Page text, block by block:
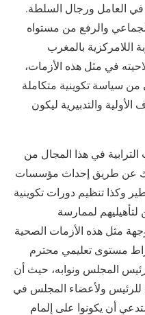
في العامل ورجال السلطة.
والرفع من مستواه
اللامركزية بالمغرب
في مثل هذه الأزمات،
سياسة تكوينية متكاملة
والتدبيرية ليكون
الترابية في هذا المجال من
عن طريق إحداث مؤسسات
وكذا تنظيم دورات تكوينية
لتأهيليهم لممارسة
مثل هذه الأزمات الصحية
مستوى تعليمي محترم
رئيس المجلس ونوابه، حيث أن
للرئيس ولأعضاء المجلس في
أن يكونوا على إلمام